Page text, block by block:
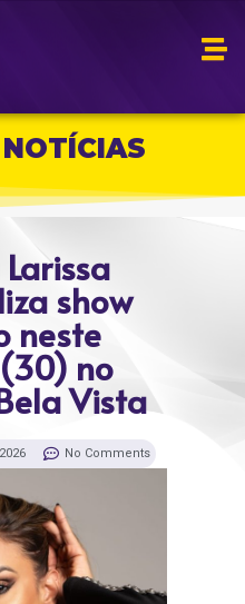
show
neste
no
Vista
No Comments